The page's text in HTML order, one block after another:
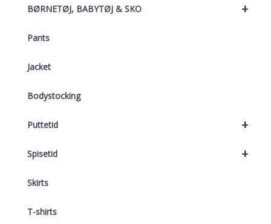
+
BØRNETØJ, BABYTØJ & SKO
Pants
Jacket
Bodystocking
+
Puttetid
+
Spisetid
Skirts
T-shirts